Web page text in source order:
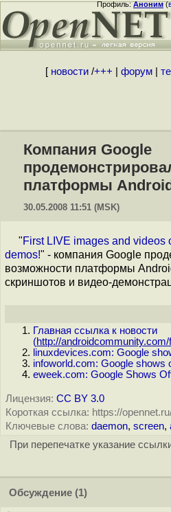
Профиль:Аноним(
[ новости/+++ форум|
Компания Google
платформы
30.05.2008 11:51 (MSK)
"First LIVE images and videos
demos!" - компания Google
возможности платформы
скриншотов и видео-
Главная ссылка к новости
(http://androidcommunity.com/
linuxdevices.com: Google
infoworld.com: Google shows
eweek.com: Google Shows
Лицензия: CC BY 3.0
Короткая ссылка: https://
Ключевые слова: daemon, screen,
При перепечатке указание
Обсуждение (1)